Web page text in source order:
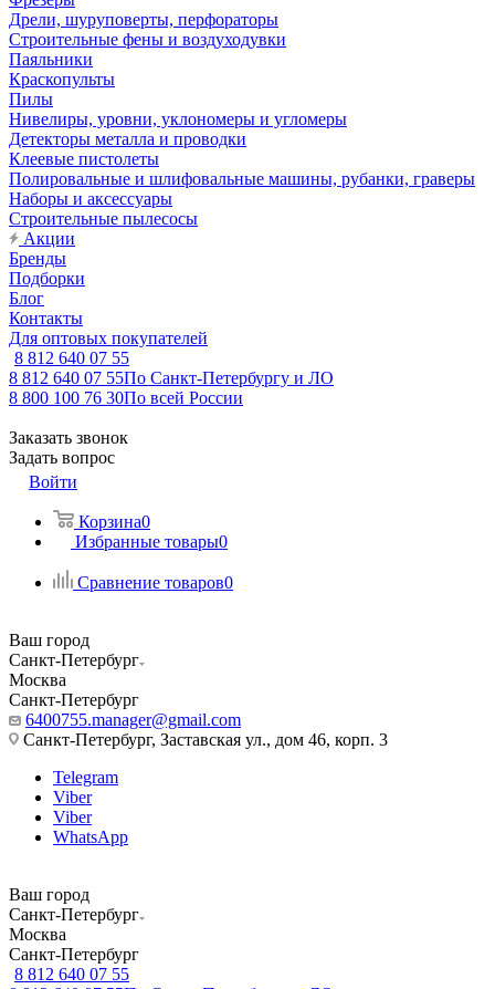
Дрели, шуруповерты, перфораторы
Строительные фены и воздуходувки
Паяльники
Краскопульты
Пилы
Нивелиры, уровни, уклономеры и угломеры
Детекторы металла и проводки
Клеевые пистолеты
Полировальные и шлифовальные машины, рубанки, граверы
Наборы и аксессуары
Строительные пылесосы
Акции
Бренды
Подборки
Блог
Контакты
Для оптовых покупателей
8 812 640 07 55
8 812 640 07 55По Санкт-Петербургу и ЛО
8 800 100 76 30По всей России
Заказать звонок
Задать вопрос
Войти
Корзина0
Избранные товары0
Сравнение товаров0
Ваш город
Санкт-Петербург
Москва
Санкт-Петербург
6400755.manager@gmail.com
Санкт-Петербург, Заставская ул., дом 46, корп. 3
Telegram
Viber
Viber
WhatsApp
Ваш город
Санкт-Петербург
Москва
Санкт-Петербург
8 812 640 07 55